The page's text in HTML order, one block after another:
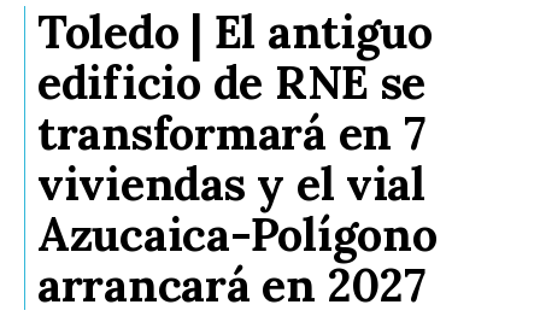
Toledo | El antiguo
edificio de RNE se
transformará en 7
viviendas y el vial
Azucaica-Polígono
arrancará en 2027